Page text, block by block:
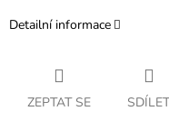
Detailní informace
ZEPTAT SE SDÍLET